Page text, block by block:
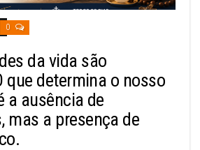
0
da vida são
que determina o nosso
a ausência de
mas a presença de